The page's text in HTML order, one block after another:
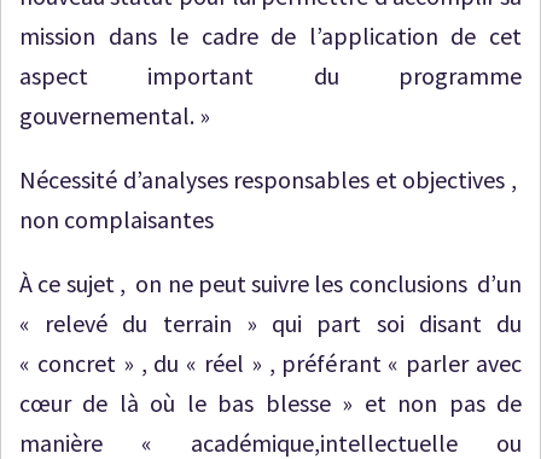
mission dans le cadre de l’application de cet
aspect important du programme
gouvernemental. »
Nécessité d’analyses responsables et objectives ,
non complaisantes
À ce sujet , on ne peut suivre les conclusions d’un
« relevé du terrain » qui part soi disant du
« concret » , du « réel » , préférant « parler avec
cœur de là où le bas blesse » et non pas de
manière « académique,intellectuelle ou